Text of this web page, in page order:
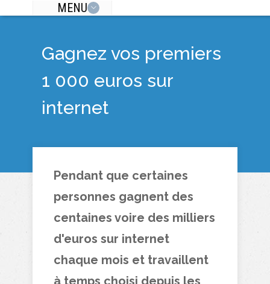
MENU
Gagnez vos premiers
1 000 euros sur
internet
Pendant que certaines
personnes gagnent des
centaines voire des milliers
d'euros sur internet
chaque mois et travaillent
à temps choisi depuis les